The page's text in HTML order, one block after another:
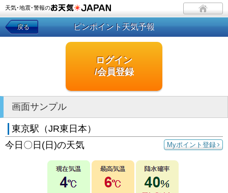
天気･地震･警報の
戻る ピンポイント天気予報
ログイン
/会員登録
画面サンプル
東京駅（JR東日本）
Myポイント登録
今日〇日(日)の天気